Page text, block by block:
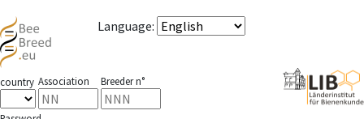
Language:
country Association Breeder n°